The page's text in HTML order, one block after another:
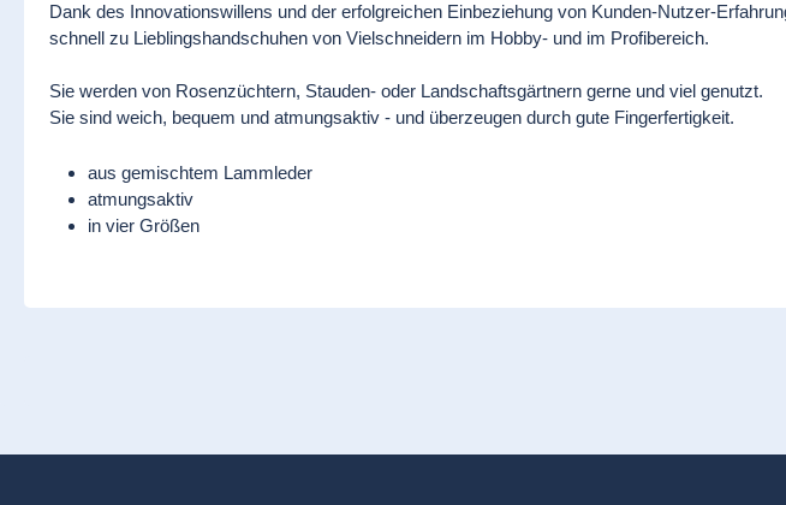
Dank des Innovationswillens und der erfolgreichen Einbeziehung von Kunden-Nutzer-
schnell zu Lieblingshandschuhen von Vielschneidern im Hobby- und im Profibereich.
Sie werden von Rosenzüchtern, Stauden- oder Landschaftsgärtnern gerne und viel genutzt.
Sie sind weich, bequem und atmungsaktiv - und überzeugen durch gute Fingerfertigkeit.
aus gemischtem Lammleder
atmungsaktiv
in vier Größen